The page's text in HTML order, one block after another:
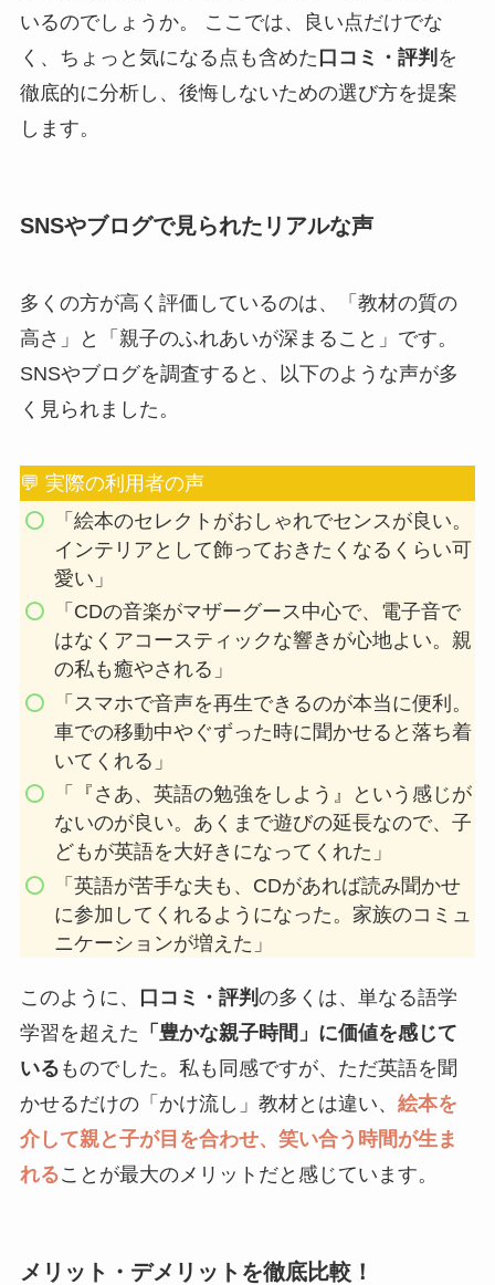
いるのでしょうか。 ここでは、良い点だけでな
く、ちょっと気になる点も含めた 口コミ・評判 を
徹底的に分析し、後悔しないための選び方を提案
します。
SNSやブログで見られたリアルな声
多くの方が高く評価しているのは、「教材の質の
高さ」と「親子のふれあいが深まること」です。
SNSやブログを調査すると、以下のような声が多
く見られました。
💬 実際の利用者の声
「絵本のセレクトがおしゃれでセンスが良い。
インテリアとして飾っておきたくなるくらい可
愛い」
「CDの音楽がマザーグース中心で、電子音で
はなくアコースティックな響きが心地よい。親
の私も癒やされる」
「スマホで音声を再生できるのが本当に便利。
車での移動中やぐずった時に聞かせると落ち着
いてくれる」
「『さあ、英語の勉強をしよう』という感じが
ないのが良い。あくまで遊びの延長なので、子
どもが英語を大好きになってくれた」
「英語が苦手な夫も、CDがあれば読み聞かせ
に参加してくれるようになった。家族のコミュ
ニケーションが増えた」
このように、 口コミ・評判 の多くは、単なる語学
学習を超えた 「豊かな親子時間」に価値を感じて
いる ものでした。私も同感ですが、ただ英語を聞
かせるだけの「かけ流し」教材とは違い、 絵本を
介して親と子が目を合わせ、笑い合う時間が生ま
れることが最大のメリットだと感じています。
メリット・デメリットを徹底比較！